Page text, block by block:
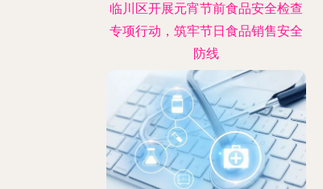
临川区开展元宵节前食品安全检查
专项行动，筑牢节日食品销售安全
防线